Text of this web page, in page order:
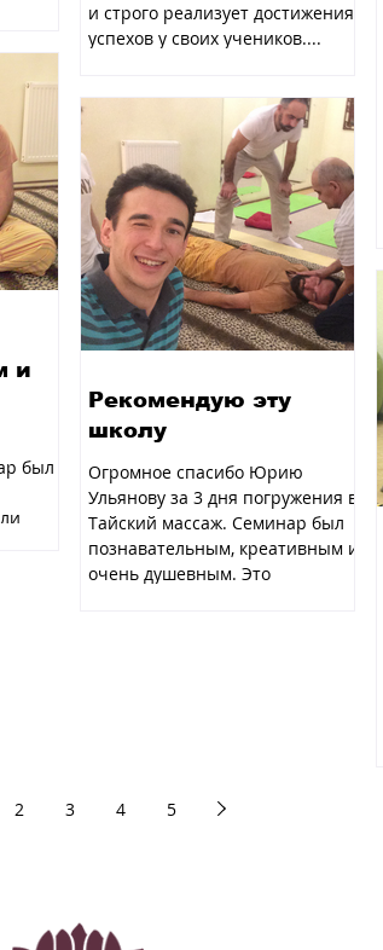
и строго реализует достижения
успехов у своих учеников....
и
был
Рекомендую эту
школу
Огромное спасибо Юрию
Ульянову за 3 дня погружения в
Тайский массаж. Семинар был
познавательным, креативным и
очень душевным. Это
2 3 4 5